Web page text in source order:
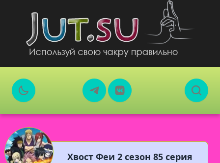
Хвост Феи 2 сезон 85 серия